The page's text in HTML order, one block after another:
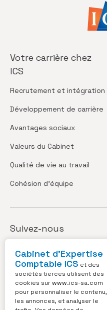
Votre carrière chez
ICS
Recrutement et intégration
Développement de carrière
Avantages sociaux
Valeurs du Cabinet
Qualité de vie au travail
Cohésion d’équipe
Suivez-nous
JOBS
VIDÉOS
OUTILS
Cabinet d’Expertise
Comptable ICS et des
sociétés tierces utilisent des
cookies surwww.ics-sa.com
pour personnaliser le contenu,
les annonces, et analyser le